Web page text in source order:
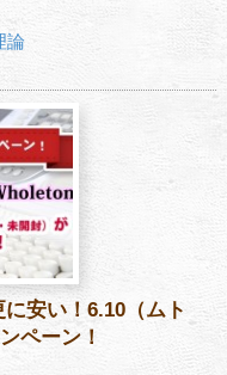
論
安い！6.10（ムト
ペーン！